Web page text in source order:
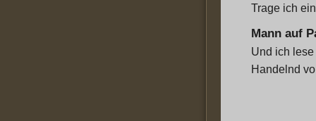
Trage ich
Mann auf
Und ich
Handelnd